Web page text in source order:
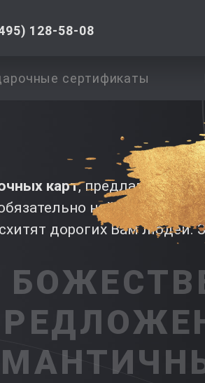
128-58-08
сертификаты
карт, предлагающих
найдете те
дорогих Вам людей.